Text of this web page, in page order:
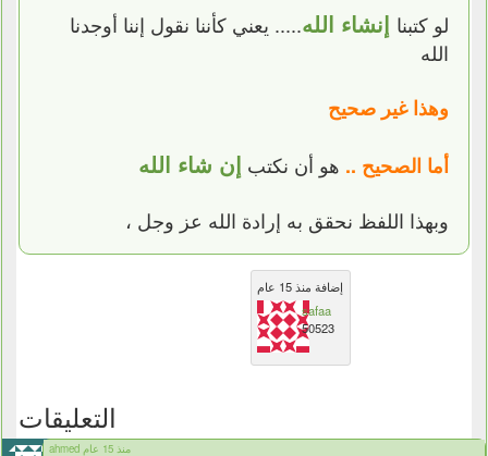
لو كتبنا إنشاء الله..... يعني كأننا نقول إننا أوجدنا
الله
وهذا غير صحيح
أما الصحيح .. هو أن نكتب إن شاء الله
وبهذا اللفظ نحقق به إرادة الله عز وجل ،
إضافة منذ 15 عام
safaa
50523
التعليقات
ahmed منذ 15 عام